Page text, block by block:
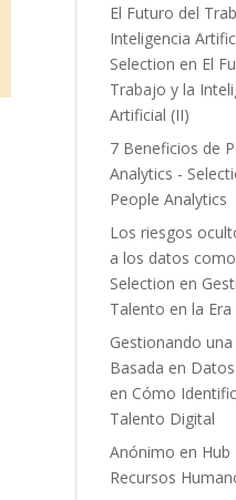
El Futuro del
Inteligencia
Selection en El
Trabajo y la
Artificial (II)
7 Beneficios de
Analytics -
People Analytics
Los riesgos
a los datos
Selection en
Talento en la
Gestionando una
Basada en
en Cómo
Talento Digital
Anónimo en Hub
Recursos